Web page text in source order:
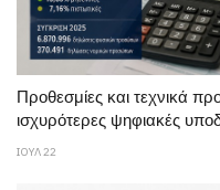
Προθεσμίες και τεχνικά
ισχυρότερες ψηφιακές
ΙΟΥΛ 22